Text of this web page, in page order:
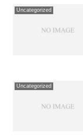
Uncategorized
Uncategorized